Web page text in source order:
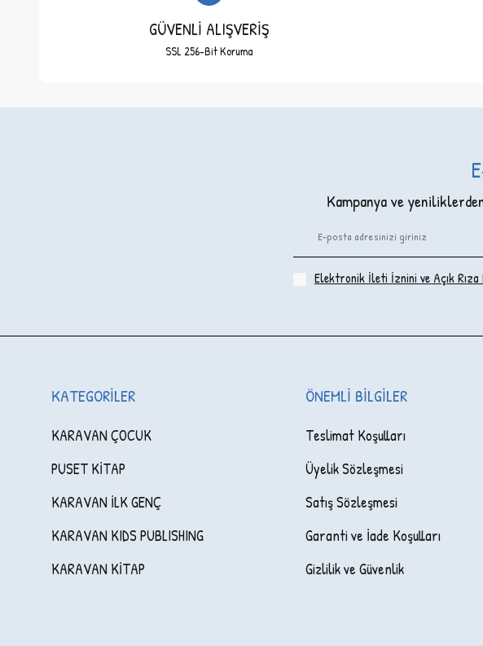
GÜVENLİ ALIŞVERİŞ
SSL 256-Bit Koruma
Kampanya ve
Elektronik İleti İzni‌ni ve Açık Rıza
KATEGORILER
KARAVAN ÇOCUK
PUSET KİTAP
KARAVAN İLK GENÇ
KARAVAN KIDS PUBLISHING
KARAVAN KİTAP
ÖNEMLI BILGILER
Teslimat Koşulları
Üyelik Sözleşmesi
Satış Sözleşmesi
Garanti ve İade Koşulları
Gizlilik ve Güvenlik